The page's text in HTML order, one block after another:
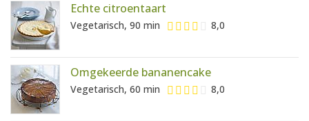
Echte citroentaart
Vegetarisch, 90 min 8,0
Omgekeerde bananencake
Vegetarisch, 60 min 8,0